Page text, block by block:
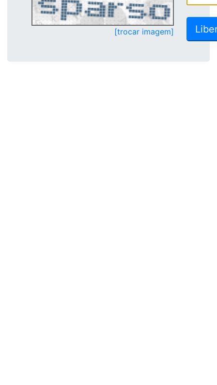
[trocar imagem]